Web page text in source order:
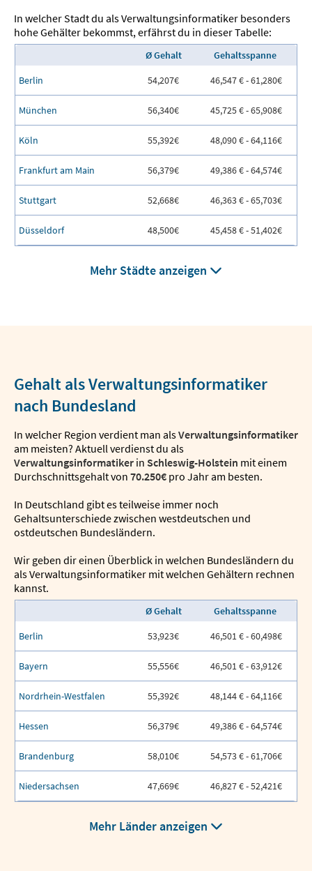
In welcher Stadt du als Verwaltungsinformatiker besonders
hohe Gehälter bekommst, erfährst du in dieser Tabelle:
Ø Gehalt
Gehaltsspanne
Berlin
54,207€ 46,547 € - 61,280€
München 56,340€ 45,725 € - 65,908€
Köln 55,392€ 48,090 € - 64,116€
Frankfurt am Main 56,379€ 49,386 € - 64,574€
Stuttgart 52,668€ 46,363 € - 65,703€
Düsseldorf 48,500€ 45,458 € - 51,402€
Mehr Städte anzeigen
Gehalt als Verwaltungsinformatiker
nach Bundesland
In welcher Region verdient man alsVerwaltungsinformatiker
am meisten? Aktuell verdienst du als
Verwaltungsinformatiker in Schleswig-Holstein mit einem
Durchschnittsgehalt von 70.250€ pro Jahr am besten.
In Deutschland gibt es teilweise immer noch
Gehaltsunterschiede zwischen westdeutschen und
ostdeutschen Bundesländern.
Wir geben dir einen Überblick in welchen Bundesländern du
als Verwaltungsinformatiker mit welchen Gehältern rechnen
kannst.
Ø Gehalt
Gehaltsspanne
Berlin
53,923€ 46,501 € - 60,498€
Bayern 55,556€ 46,501 € - 63,912€
Nordrhein-Westfalen 55,392€ 48,144 € - 64,116€
Hessen 56,379€ 49,386 € - 64,574€
Brandenburg 58,010€ 54,573 € - 61,706€
Niedersachsen 47,669€ 46,827 € - 52,421€
Mehr Länder anzeigen